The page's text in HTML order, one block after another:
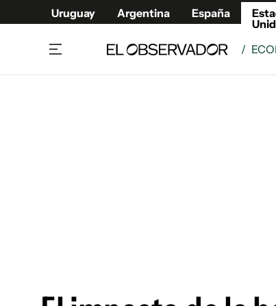
Uruguay Argentina España
/